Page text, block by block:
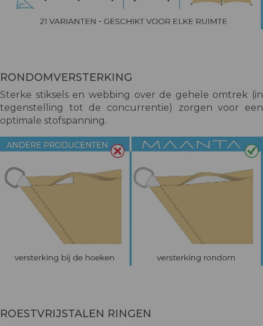
RONDOMVERSTERKING
Sterke stiksels en webbing over de gehele omtrek (in
tegenstelling tot de concurrentie) zorgen voor een
optimale stofspanning.
ROESTVRIJSTALEN RINGEN